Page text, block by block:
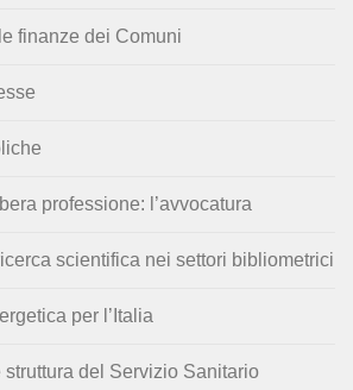
finanze dei Comuni
professione: l’avvocatura
scientifica nei settori bibliometrici
per l’Italia
struttura del Servizio Sanitario